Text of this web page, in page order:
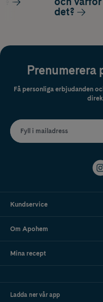
det?
Prenumerera
Få personliga erbjudanden
Fyll i mailadress
Kundservice
Om Apohem
Mina recept
Ladda ner vår app